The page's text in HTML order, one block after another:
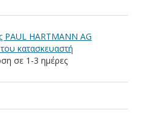
PAUL HARTMANN AG
κατασκευαστή
σε 1-3 ημέρες